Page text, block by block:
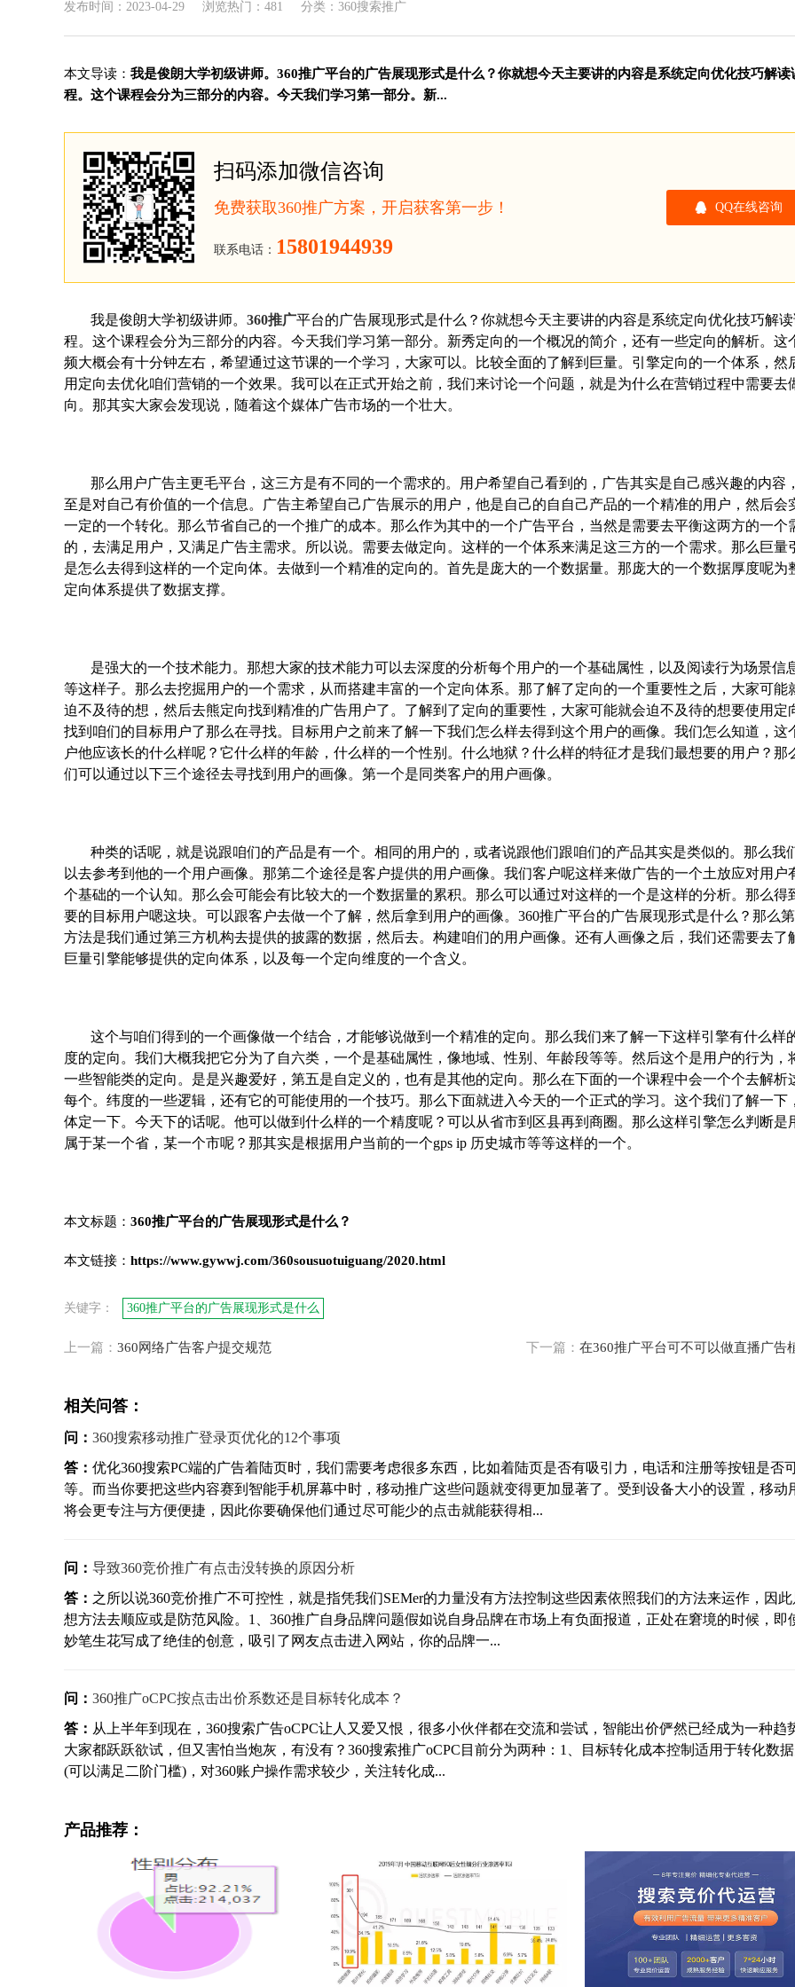
发布时间：2023-04-29 浏览热门：481 分类：360搜索推广
本文导读： 我是俊朗大学初级讲师。360推广平台的广告展现形式是什么？你就想今天主要讲的内容是系统定向优化技巧解读
程。这个课程会分为三部分的内容。今天我们学习第一部分。新...
扫码添加微信咨询
免费获取360推广方案，开启获客第一步！
联系电话： 15801944939
QQ在线咨询
我是俊朗大学初级讲师。 360推广平台的广告展现形式是什么？你就想今天主要讲的内容是系统定向优化技巧解
程。这个课程会分为三部分的内容。今天我们学习第一部分。新秀定向的一个概况的简介，还有一些定向的解析。这
频大概会有十分钟左右，希望通过这节课的一个学习，大家可以。比较全面的了解到巨量。引擎定向的一个体系，然
用定向去优化咱们营销的一个效果。我可以在正式开始之前，我们来讨论一个问题，就是为什么在营销过程中需要去
向。那其实大家会发现说，随着这个媒体广告市场的一个壮大。
那么用户广告主更毛平台，这三方是有不同的一个需求的。用户希望自己看到的，广告其实是自己感兴趣的内容
至是对自己有价值的一个信息。广告主希望自己广告展示的用户，他是自己的自自己产品的一个精准的用户，然后会
一定的一个转化。那么节省自己的一个推广的成本。那么作为其中的一个广告平台，当然是需要去平衡这两方的一个
的，去满足用户，又满足广告主需求。所以说。需要去做定向。这样的一个体系来满足这三方的一个需求。那么巨量
是怎么去得到这样的一个定向体。去做到一个精准的定向的。首先是庞大的一个数据量。那庞大的一个数据厚度呢为
定向体系提供了数据支撑。
是强大的一个技术能力。那想大家的技术能力可以去深度的分析每个用户的一个基础属性，以及阅读行为场景信
等这样子。那么去挖掘用户的一个需求，从而搭建丰富的一个定向体系。那了解了定向的一个重要性之后，大家可能
迫不及待的想，然后去熊定向找到精准的广告用户了。了解到了定向的重要性，大家可能就会迫不及待的想要使用定
找到咱们的目标用户了那么在寻找。目标用户之前来了解一下我们怎么样去得到这个用户的画像。我们怎么知道，这
户他应该长的什么样呢？它什么样的年龄，什么样的一个性别。什么地狱？什么样的特征才是我们最想要的用户？那
们可以通过以下三个途径去寻找到用户的画像。第一个是同类客户的用户画像。
种类的话呢，就是说跟咱们的产品是有一个。相同的用户的，或者说跟他们跟咱们的产品其实是类似的。那么我
以去参考到他的一个用户画像。那第二个途径是客户提供的用户画像。我们客户呢这样来做广告的一个土放应对用户
个基础的一个认知。那么会可能会有比较大的一个数据量的累积。那么可以通过对这样的一个是这样的分析。那么得
要的目标用户嗯这块。可以跟客户去做一个了解，然后拿到用户的画像。360推广平台的广告展现形式是什么？那么
方法是我们通过第三方机构去提供的披露的数据，然后去。构建咱们的用户画像。还有人画像之后，我们还需要去了
巨量引擎能够提供的定向体系，以及每一个定向维度的一个含义。
这个与咱们得到的一个画像做一个结合，才能够说做到一个精准的定向。那么我们来了解一下这样引擎有什么样
度的定向。我们大概我把它分为了自六类，一个是基础属性，像地域、性别、年龄段等等。然后这个是用户的行为，
一些智能类的定向。是是兴趣爱好，第五是自定义的，也有是其他的定向。那么在下面的一个课程中会一个个去解析
每个。纬度的一些逻辑，还有它的可能使用的一个技巧。那么下面就进入今天的一个正式的学习。这个我们了解一下
体定一下。今天下的话呢。他可以做到什么样的一个精度呢？可以从省市到区县再到商圈。那么这样引擎怎么判断是
属于某一个省，某一个市呢？那其实是根据用户当前的一个gps ip 历史城市等等这样的一个。
本文标题： 360推广平台的广告展现形式是什么？
本文链接： https://www.gywwj.com/360sousuotuiguang/2020.html
关键字： 360推广平台的广告展现形式是什么
上一篇： 360网络广告客户提交规范 下一篇： 在360推广平台可不可以做直播广告
相关问答：
问： 360搜索移动推广登录页优化的12个事项
答： 优化360搜索PC端的广告着陆页时，我们需要考虑很多东西，比如着陆页是否有吸引力，电话和注册等按钮是否
等。而当你要把这些内容赛到智能手机屏幕中时，移动推广这些问题就变得更加显著了。受到设备大小的设置，移动
将会更专注与方便便捷，因此你要确保他们通过尽可能少的点击就能获得相...
问： 导致360竞价推广有点击没转换的原因分析
答： 之所以说360竞价推广不可控性，就是指凭我们SEMer的力量没有方法控制这些因素依照我们的方法来运作，因
想方法去顺应或是防范风险。1、360推广自身品牌问题假如说自身品牌在市场上有负面报道，正处在窘境的时候，即
妙笔生花写成了绝佳的创意，吸引了网友点击进入网站，你的品牌一...
问： 360推广oCPC按点击出价系数还是目标转化成本？
答： 从上半年到现在，360搜索广告oCPC让人又爱又恨，很多小伙伴都在交流和尝试，智能出价俨然已经成为一种趋
大家都跃跃欲试，但又害怕当炮灰，有没有？360搜索推广oCPC目前分为两种：1、目标转化成本控制适用于转化数
(可以满足二阶门槛)，对360账户操作需求较少，关注转化成...
产品推荐：